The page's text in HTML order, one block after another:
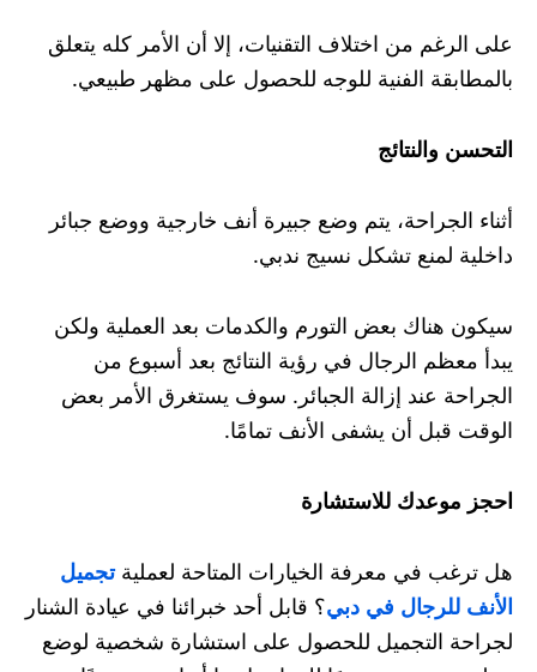
على الرغم من اختلاف التقنيات، إلا أن الأمر كله يتعلق
بالمطابقة الفنية للوجه للحصول على مظهر طبيعي.
التحسن والنتائج
أثناء الجراحة، يتم وضع جبيرة أنف خارجية ووضع جبائر
داخلية لمنع تشكل نسيج ندبي.
سيكون هناك بعض التورم والكدمات بعد العملية ولكن
يبدأ معظم الرجال في رؤية النتائج بعد أسبوع من
الجراحة عند إزالة الجبائر. سوف يستغرق الأمر بعض
الوقت قبل أن يشفى الأنف تمامًا.
احجز موعدك للاستشارة
هل ترغب في معرفة الخيارات المتاحة لعمليةتجميل
الأنف للرجال في دبي؟ قابل أحد خبرائنا في عيادة الشنار
لجراحة التجميل للحصول على استشارة شخصية لوضع